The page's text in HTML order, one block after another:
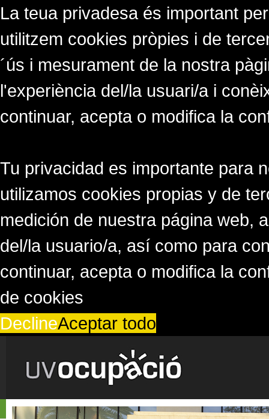
La teua privadesa és important
utilitzem cookies pròpies i de
´ús i mesurament de la nostra
l'experiència del/la usuari/a i
continuar, acepta o modifica la
Tu privacidad es importante para
utilizamos cookies propias y de
medición de nuestra página web,
del/la usuario/a, así como para
continuar, acepta o modifica la
de cookies
DeclineAceptar todo